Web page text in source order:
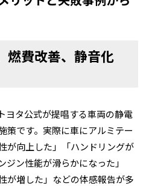
燃費改善、静音化
ヨタ公式が提唱する車両の静電
策です。実際に車にアルミテー
が向上した」「ハンドリングが
ン性能が滑らかになった」
が増した」などの体感報告が多